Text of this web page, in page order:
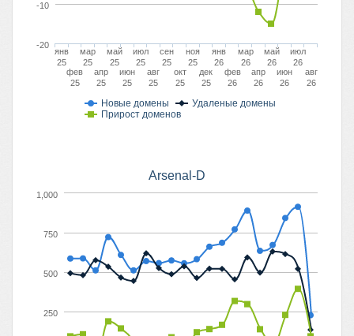
Новые домены
Удаленые домены
Прирост доменов
янв
25
фев
25
мар
25
апр
25
май
25
июн
25
июл
25
авг
25
сен
25
окт
25
ноя
25
дек
25
янв
26
фев
26
мар
26
апр
26
май
26
июн
26
июл
26
авг
26
-20
-10
Arsenal-D
1,000
250
500
750